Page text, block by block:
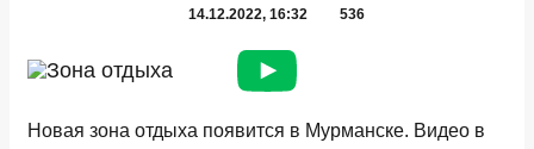
14.12.2022, 16:32 536
Новая зона отдыха появится в Мурманске. Видео в